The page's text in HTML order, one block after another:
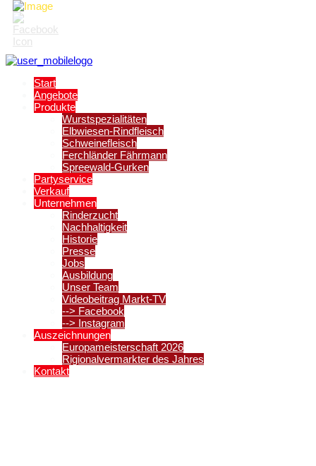
Start
Angebote
Produkte
Wurstspezialitäten
Elbwiesen-Rindfleisch
Schweinefleisch
Ferchländer Fährmann
Spreewald-Gurken
Partyservice
Verkauf
Unternehmen
Rinderzucht
Nachhaltigkeit
Historie
Presse
Jobs
Ausbildung
Unser Team
Videobeitrag Markt-TV
--> Facebook
--> Instagram
Auszeichnungen
Europameisterschaft 2026
Rigionalvermarkter des Jahres
Kontakt